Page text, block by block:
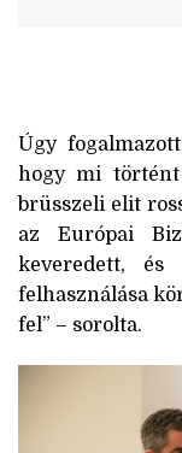
Úgy
hogy mi történt
brüsszeli elit
az Európai
keveredett, és
felhasználása
fel” – sorolta.